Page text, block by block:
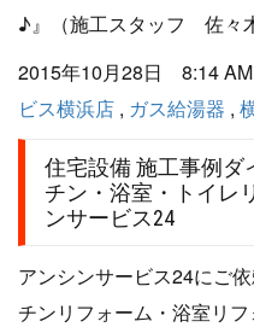
♪』（施工スタッフ 佐々
2015年10月28日 8:14
ビス横浜店 , ガス給湯器 ,
住宅設備 施工事例ダ
チン・浴室・トイレ
ンサービス24
アンシンサービス24にご
チンリフォーム・浴室リ